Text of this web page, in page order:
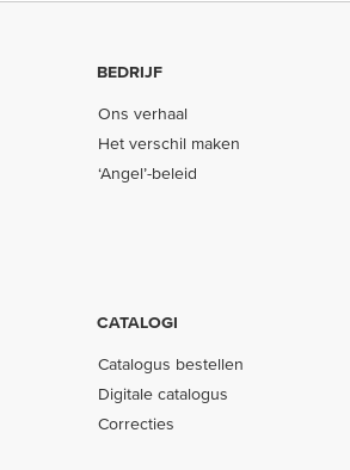
BEDRIJF
Ons verhaal
Het verschil maken
‘Angel’-beleid
CATALOGI
Catalogus bestellen
Digitale catalogus
Correcties